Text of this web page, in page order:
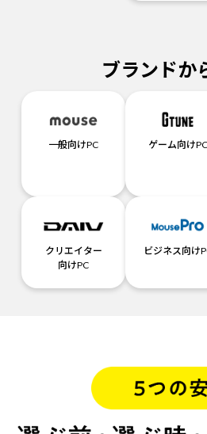
ブランドか
一般向けPC ゲーム向けPC
クリエイター
向けPC
ビジネス向け